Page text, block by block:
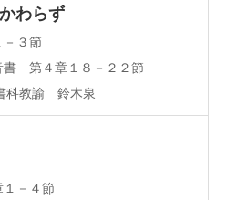
わらず
３節
書 第４章１８－２２節
科教諭 鈴木泉
－４節